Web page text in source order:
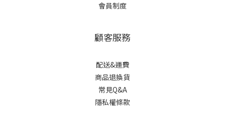
會員制度
顧客服務
配送&運費
商品退換貨
常見Q&A
隱私權條款